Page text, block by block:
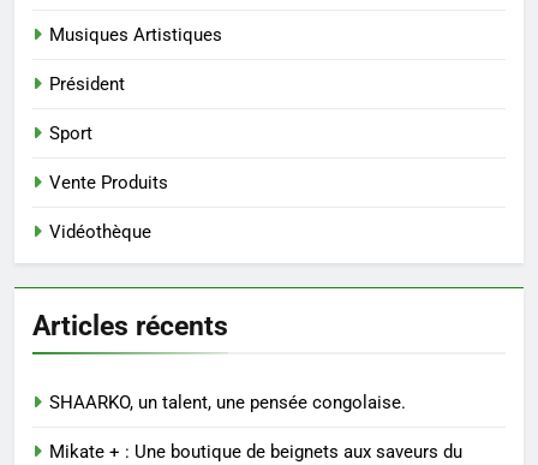
Musiques Artistiques
Président
Sport
Vente Produits
Vidéothèque
Articles récents
SHAARKO, un talent, une pensée congolaise.
Mikate + : Une boutique de beignets aux saveurs du